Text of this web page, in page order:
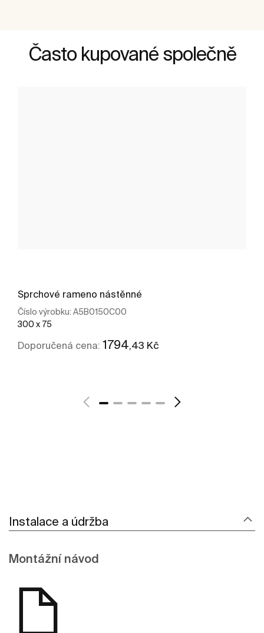
Často kupované společně
Sprchové rameno nástěnné
Číslo výrobku: A5B0150C00
300 x 75
Doporučená cena: 1794,43 Kč
Instalace a údržba
Montážní návod